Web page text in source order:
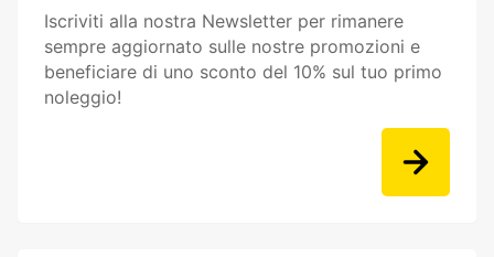
Iscriviti alla nostra Newsletter per rimanere
sempre aggiornato sulle nostre promozioni e
beneficiare di uno sconto del 10% sul tuo primo
noleggio!